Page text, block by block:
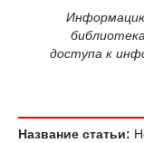
доступа к
Название статьи: